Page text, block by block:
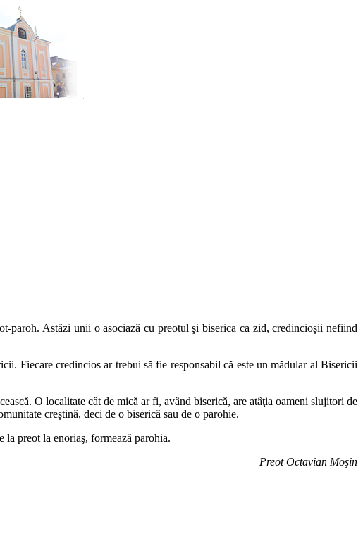
paroh. Astăzi unii o asociază cu preotul şi biserica ca zid, credincioşii nefiind
Fiecare credincios ar trebui să fie responsabil că este un mădular al Bisericii
O localitate cât de mică ar fi, având biserică, are atâţia oameni slujitori de
creştină, deci de o biserică sau de o parohie.
preot la enoriaş, formează parohia.
Preot Octavian Moşin